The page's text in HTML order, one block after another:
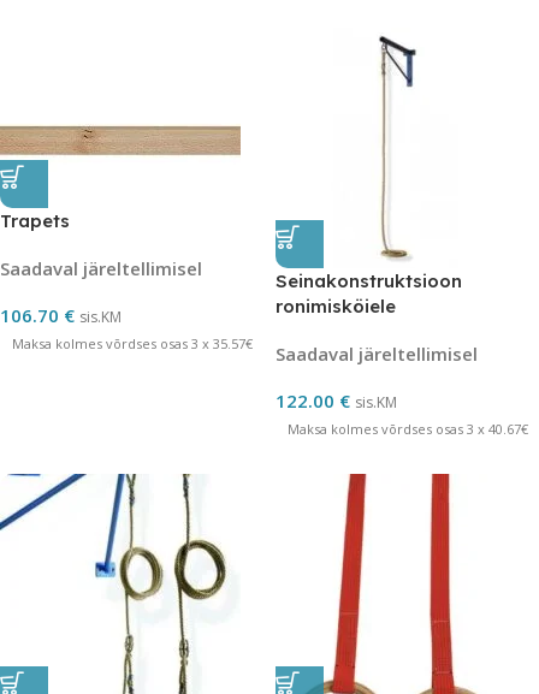
Trapets
Saadaval järeltellimisel
106.70 € sis.KM
Maksa kolmes võrdses osas 3 x 35.57€
Seinakonstruktsioon
ronimisköiele
Saadaval järeltellimisel
122.00 € sis.KM
Maksa kolmes võrdses osas 3 x 40.67€